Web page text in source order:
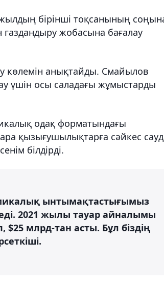
бірінші тоқсанының
газдандыру жобасына бағалау
көлемін анықтайды. Смайылов
үшін осы саладағы жұмыстарды
одақ форматындағы
қызығушылықтарға сәйкес
білдірді.
ынтымақтастығымыз
2021 жылы тауар айналымы
млрд-тан асты. Бұл біздің